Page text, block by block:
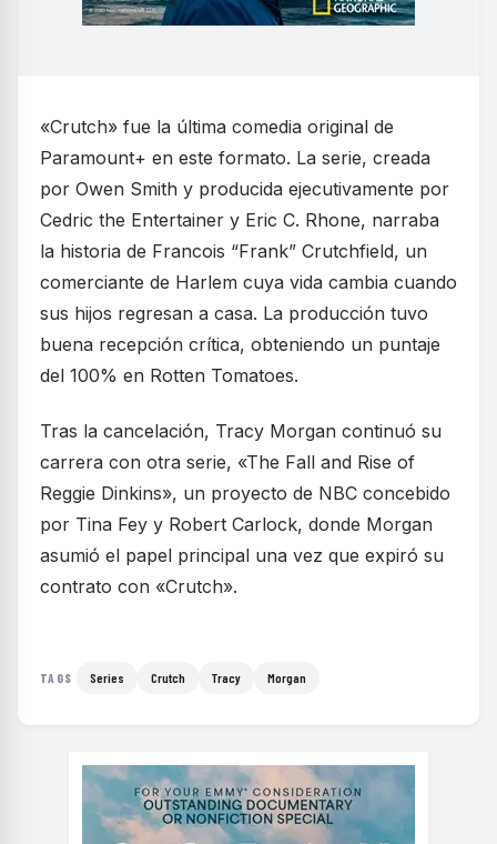
«Crutch» fue la última comedia original de
Paramount+ en este formato. La serie, creada
por Owen Smith y producida ejecutivamente por
Cedric the Entertainer y Eric C. Rhone, narraba
la historia de Francois “Frank” Crutchfield, un
comerciante de Harlem cuya vida cambia cuando
sus hijos regresan a casa. La producción tuvo
buena recepción crítica, obteniendo un puntaje
del 100% en Rotten Tomatoes.
Tras la cancelación, Tracy Morgan continuó su
carrera con otra serie, «The Fall and Rise of
Reggie Dinkins», un proyecto de NBC concebido
por Tina Fey y Robert Carlock, donde Morgan
asumió el papel principal una vez que expiró su
contrato con «Crutch».
TAGS Series Crutch Tracy Morgan